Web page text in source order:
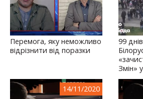
Перемога, яку неможливо
відрізнити від поразки
99
Змін»
14/11/2020